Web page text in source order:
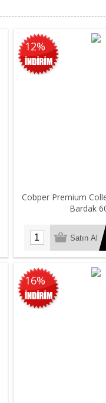
12%
Cobper Premium
Bardak
16%